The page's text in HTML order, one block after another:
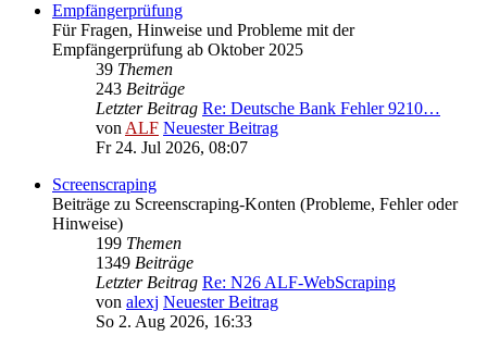
Empfängerprüfung
Für Fragen, Hinweise und Probleme mit der
Empfängerprüfung ab Oktober 2025
39 Themen
243 Beiträge
Letzter Beitrag Re: Deutsche Bank Fehler 9210…
vonALF Neuester Beitrag
Fr 24. Jul 2026, 08:07
Screenscraping
Beiträge zu Screenscraping-Konten (Probleme, Fehler oder
Hinweise)
199 Themen
1349 Beiträge
Letzter Beitrag Re: N26 ALF-WebScraping
von alexj Neuester Beitrag
So 2. Aug 2026, 16:33